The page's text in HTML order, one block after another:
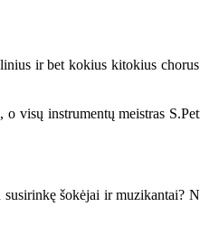
ir bet kokius kitokius
visų instrumentų meistras
šokėjai ir muzikantai?